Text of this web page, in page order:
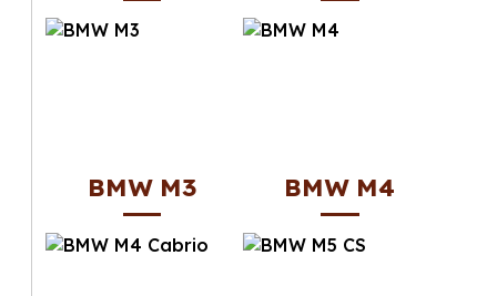
BMW M3 BMW M4